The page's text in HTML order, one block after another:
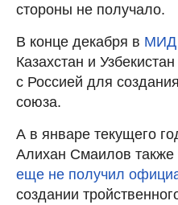
стороны не получало.
В конце декабря в МИД
Казахстан и
с Россией для
союза.
А в январе текущего
Алихан Смаилов также
еще не получил
создании